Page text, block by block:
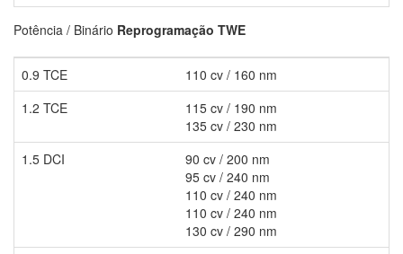
Potência / Binário Reprogramação TWE
0.9 TCE
110 cv / 160 nm
1.2 TCE
115 cv / 190 nm
135 cv / 230 nm
1.5 DCI
90 cv / 200 nm
95 cv / 240 nm
110 cv / 240 nm
110 cv / 240 nm
130 cv / 290 nm